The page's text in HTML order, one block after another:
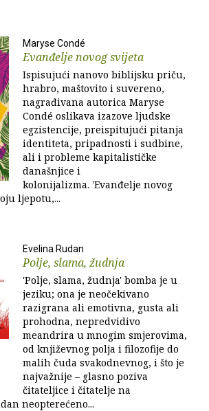
Maryse Condé
Evanđelje novog svijeta
Ispisujući nanovo biblijsku priču,
hrabro, maštovito i suvereno,
nagrađivana autorica Maryse
Condé oslikava izazove ljudske
egzistencije, preispitujući pitanja
identiteta, pripadnosti i sudbine,
ali i probleme kapitalističke
današnjice i
kolonijalizma. 'Evanđelje novog
ljepotu,...
Evelina Rudan
Polje, slama, žudnja
'Polje, slama, žudnja' bomba je u
jeziku; ona je neočekivano
razigrana ali emotivna, gusta ali
prohodna, nepredvidivo
meandrira u mnogim smjerovima,
od književnog polja i filozofije do
malih čuda svakodnevnog, i što je
najvažnije – glasno poziva
čitateljice i čitatelje na
neopterećeno...